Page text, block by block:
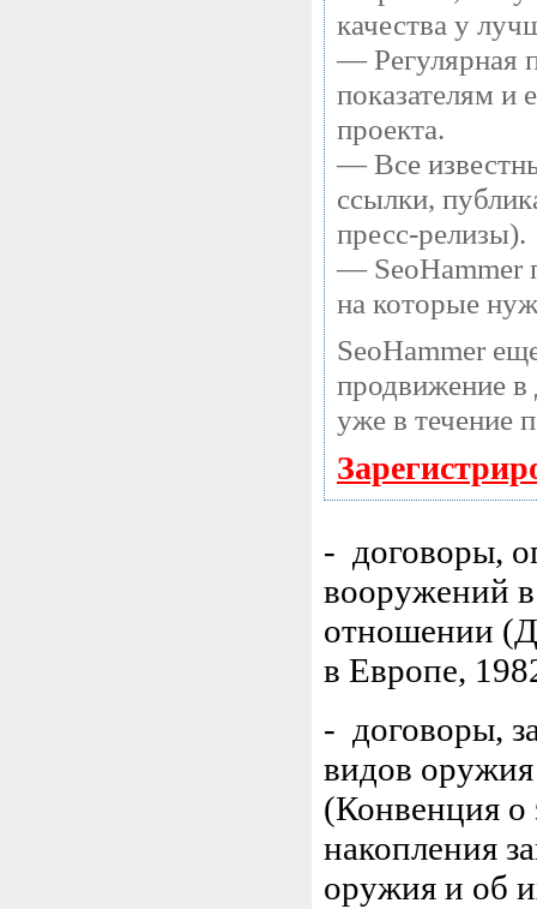
качества у
— Регулярная
показателям и
проекта.
— Все
ссылки,
пресс-релизы).
— SeoHammer
на которые
SeoHammer
продвижение в
уже в течение
- договоры,
вооружений
отношении
в Европе,
- договоры,
видов
(Конвенция о
накопления
оружия и об